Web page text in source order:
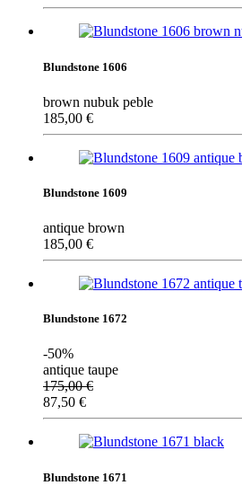
Blundstone 1606
brown nubuk peble
185,00 €
Blundstone 1609
antique brown
185,00 €
Blundstone 1672
-50%
antique taupe
175,00€
87,50 €
Blundstone 1671